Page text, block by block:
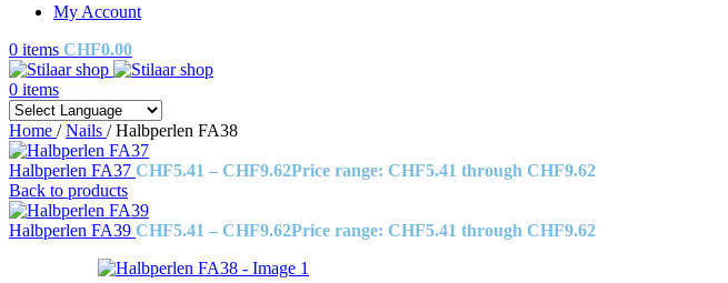
My Account
0 items CHF0.00
0 items
Home / Nails / Halbperlen FA38
Halbperlen FA37 CHF5.41 – CHF9.62Price range: CHF5.41 through CHF9.62
Back to products
Halbperlen FA39 CHF5.41 – CHF9.62Price range: CHF5.41 through CHF9.62